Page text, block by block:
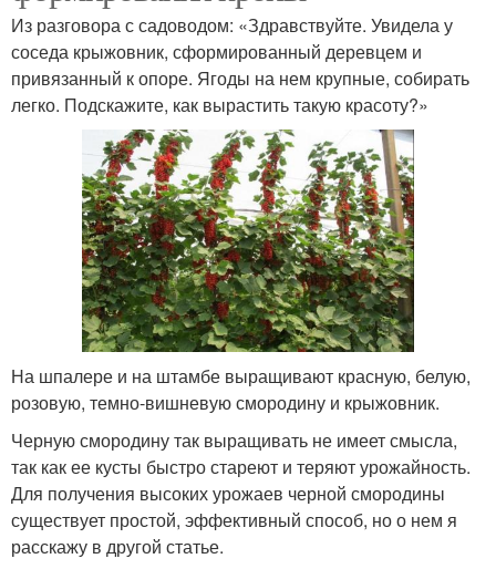
Из разговора с садоводом: «Здравствуйте. Увидела у
соседа крыжовник, сформированный деревцем и
привязанный к опоре. Ягоды на нем крупные, собирать
легко. Подскажите, как вырастить такую красоту?»
На шпалере и на штамбе выращивают красную, белую,
розовую, темно-вишневую смородину и крыжовник.
Черную смородину так выращивать не имеет смысла,
так как ее кусты быстро стареют и теряют урожайность.
Для получения высоких урожаев черной смородины
существует простой, эффективный способ, но о нем я
расскажу в другой статье.